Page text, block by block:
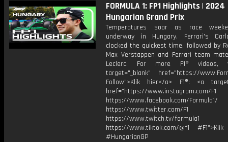
FORMULA 1: FP1 Highlights | 2024
Hungarian Grand Prix
Temperatures soar as race
underway in Hungary. Ferrari's
clocked the quickest time, followed by
Max Verstappen and Ferrari team
Leclerc. For more F1® videos,
target="_blank" href="https://
Follow">Klik hier</a> F1®: <a
href="https://www.instagram.com/F1
https://www.facebook.com/Formula1/
https://www.twitter.com/F1
https://www.twitch.tv/formula1
https://www.tiktok.com/@f1
#HungarianGP